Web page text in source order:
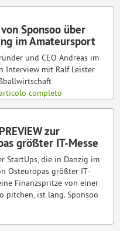
Sponsoo über
im Amateursport
und CEO Andreas im
Interview mit Ralf Leister
completo
zur
größter IT-Messe
StartUps, die in Danzig im
Osteuropas größter IT-
Finanzspritze von einer
pitchen, ist lang. Sponsoo